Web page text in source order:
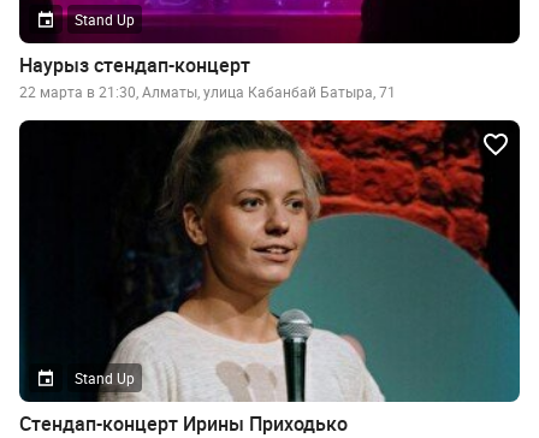
Stand Up
Наурыз стендап-концерт
22 марта в 21:30, Алматы, улица Кабанбай Батыра, 71
Stand Up
Стендап-концерт Ирины Приходько